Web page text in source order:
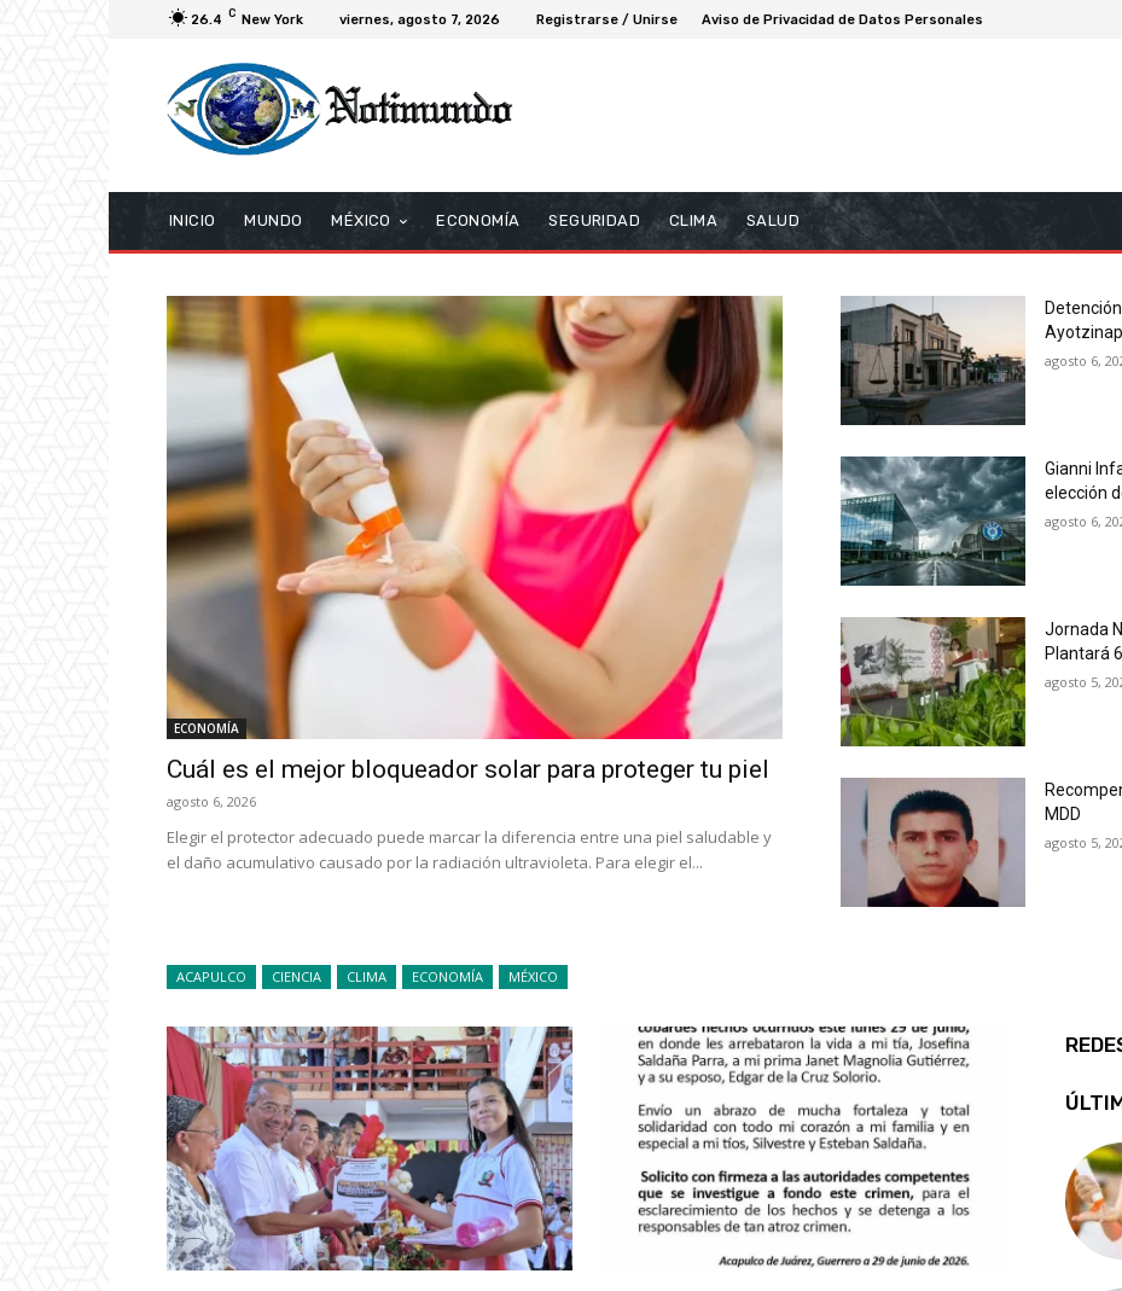
26.4 C New York viernes, agosto 7, 2026 Registrarse / Unirse Aviso de Privacidad de Datos Personales
INICIO MUNDO MÉXICO ECONOMÍA SEGURIDAD CLIMA SALUD
ECONOMÍA
Cuál es el mejor bloqueador solar para proteger tu piel
agosto 6, 2026
Elegir el protector adecuado puede marcar la diferencia entre una piel saludable y
el daño acumulativo causado por la radiación ultravioleta. Para elegir el...
agosto 6,
Gianni
elección
agosto 6,
Jornada
Plantará
agosto 5,
MDD
agosto 5,
ACAPULCO CIENCIA CLIMA ECONOMÍA MÉXICO